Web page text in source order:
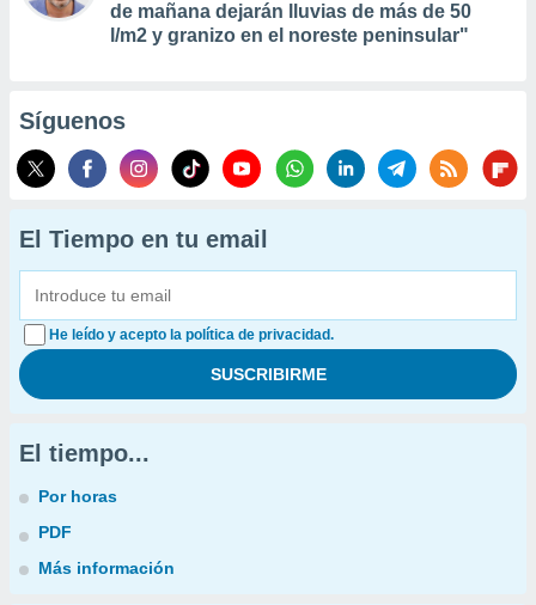
de mañana dejarán lluvias de más de 50
l/m2 y granizo en el noreste peninsular"
Síguenos
El Tiempo en tu email
He leído y acepto la política de privacidad.
El tiempo...
Por horas
PDF
Más información